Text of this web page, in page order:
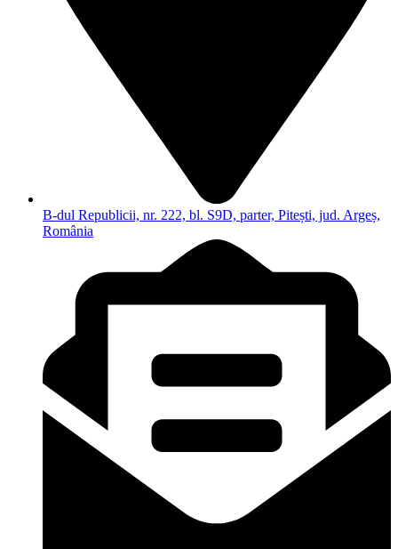
B-dul Republicii, nr. 222, bl. S9D, parter, Pitești, jud. Argeș,
România